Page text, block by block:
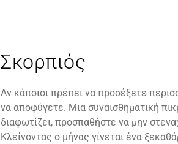
Σκορπιός
Αν κάποιοι πρέπει να προσέξετε
να αποφύγετε. Μια συναισθηματική
διαφωτίζει, προσπαθήστε να μην
Κλείνοντας ο μήνας γίνεται ένα